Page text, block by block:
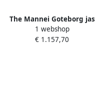
The Mannei Goteborg jas
Beige Dames
1 webshop
€ 1.157,70